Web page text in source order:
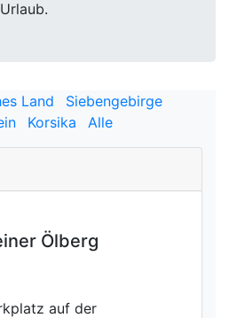
Land
Siebengebirge
Korsika Alle
Ölberg
auf der